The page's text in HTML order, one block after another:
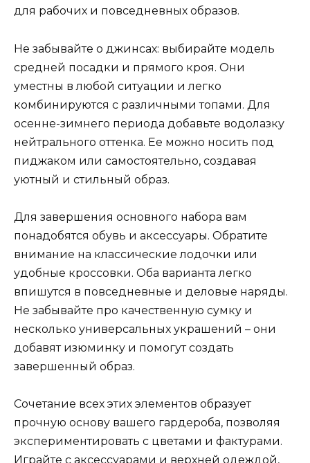
для рабочих и повседневных образов.
Не забывайте о джинсах: выбирайте модель
средней посадки и прямого кроя. Они
уместны в любой ситуации и легко
комбинируются с различными топами. Для
осенне-зимнего периода добавьте водолазку
нейтрального оттенка. Ее можно носить под
пиджаком или самостоятельно, создавая
уютный и стильный образ.
Для завершения основного набора вам
понадобятся обувь и аксессуары. Обратите
внимание на классические лодочки или
удобные кроссовки. Оба варианта легко
впишутся в повседневные и деловые наряды.
Не забывайте про качественную сумку и
несколько универсальных украшений – они
добавят изюминку и помогут создать
завершенный образ.
Сочетание всех этих элементов образует
прочную основу вашего гардероба, позволяя
экспериментировать с цветами и фактурами.
Играйте с аксессуарами и верхней одеждой,